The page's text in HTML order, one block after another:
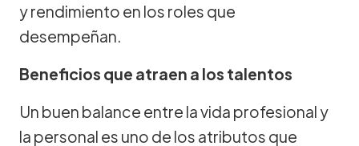
y rendimiento en los roles que
desempeñan.
Beneficios que atraen a los talentos
Un buen balance entre la vida profesional y
la personal es uno de los atributos que